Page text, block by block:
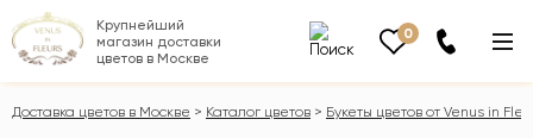
Крупнейший
магазин доставки
цветов в Москве
0
Доставка цветов в Москве Каталог цветов Букеты цветов от Venus in